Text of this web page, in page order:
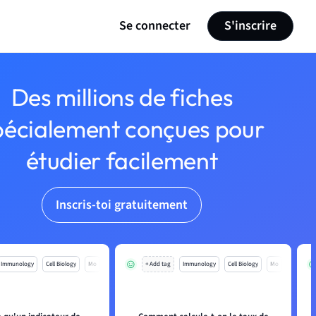
Se connecter S'inscrire
Des millions de fiches
conçues pour
étudier facilement
Inscris-toi gratuitement
Immunology Cell Biology Mo + Add tag Immunology Cell Biology Mo